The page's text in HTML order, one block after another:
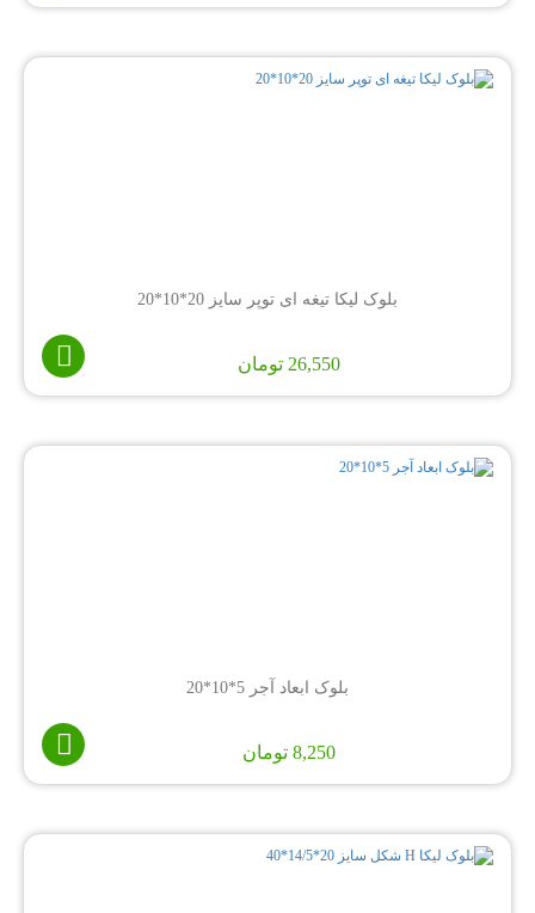
بلوک لیکا تیغه ای توپر سایز 20*10*20
26,550 تومان
بلوک ابعاد آجر 5*10*20
8,250 تومان